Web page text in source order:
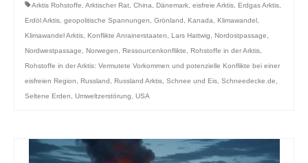
Arktis Rohstoffe Arktischer Rat China Dänemark eisfreie Arktis Erdgas Arktis
Erdöl Arktis geopolitische Spannungen Grönland Kanada Klimawandel
Klimawandel Arktis Konflikte Anrainerstaaten Lars Hattwig Nordostpassage
Nordwestpassage
Norwegen Ressourcenkonflikte Rohstoffe in der Arktis
Rohstoffe in der Arktis: Vermutete Vorkommen und potenzielle Konflikte bei einer
eisfreien Region
Russland Russland Arktis Schnee und Eis Schneedecke.de
Seltene Erden
Umweltzerstörung USA